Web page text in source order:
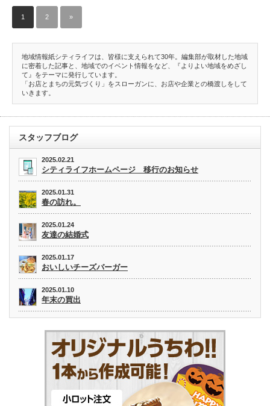
1 2 »
地域情報紙シティライフは、皆様に支えられて30年。編集部が取材した地域
に密着した記事と、地域でのイベント情報をなど、『よりよい地域をめざし
て』をテーマに発行しています。
「お店とまちの元気づくり」をスローガンに、お店や企業との橋渡しをして
いきます。
スタッフブログ
2025.02.21
シティライフホームページ 移行のお知らせ
2025.01.31
春の訪れ。
2025.01.24
友達の結婚式
2025.01.17
おいしいチーズバーガー
2025.01.10
年末の買出